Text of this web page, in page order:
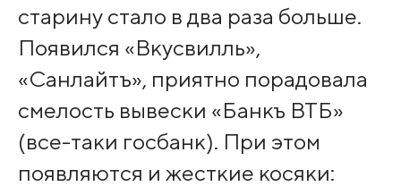
старину стало в два раза больше.
Появился «Вкусвилль»,
«Санлайтъ», приятно порадовала
смелость вывески «Банкъ ВТБ»
(все-таки госбанк). При этом
появляются и жесткие косяки: